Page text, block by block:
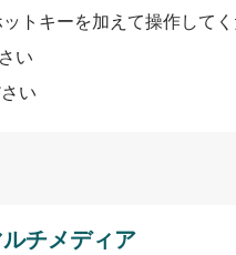
トキーを加えて操作して
い
い
チメディア